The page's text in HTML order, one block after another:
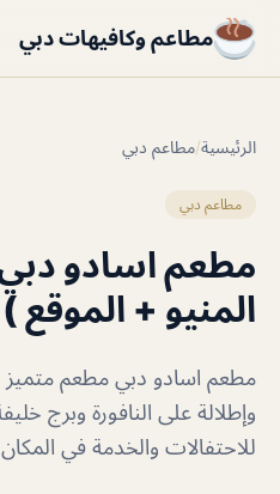
مطاعم وكافيهات دبي
الرئيسية/مطاعم دبي
مطاعم دبي
مطعم اسادو
المنيو + الموقع )
مطعم اسادو دبي مطعم متميز
وإطلالة على النافورة وبرج
للاحتفالات والخدمة في